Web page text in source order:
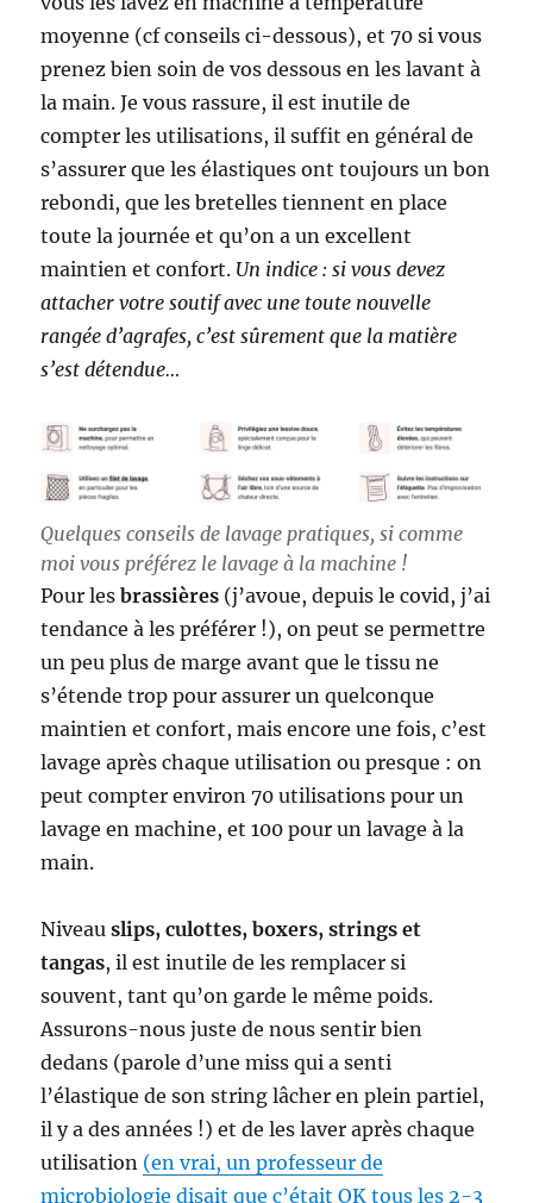
moyenne (cf conseils ci-dessous), et 70 si vous
prenez bien soin de vos dessous en les lavant à
la main. Je vous rassure, il est inutile de
compter les utilisations, il suffit en général de
s’assurer que les élastiques ont toujours un bon
rebondi, que les bretelles tiennent en place
toute la journée et qu’on a un excellent
maintien et confort. Un indice : si vous devez
attacher votre soutif avec une toute nouvelle
rangée d’agrafes, c’est sûrement que la matière
s’est détendue…
Quelques conseils de lavage pratiques, si comme
moi vous préférez le lavage à la machine !
Pour lesbrassières (j’avoue, depuis le covid, j’ai
tendance à les préférer !), on peut se permettre
un peu plus de marge avant que le tissu ne
s’étende trop pour assurer un quelconque
maintien et confort, mais encore une fois, c’est
lavage après chaque utilisation ou presque : on
peut compter environ 70 utilisations pour un
lavage en machine, et 100 pour un lavage à la
main.
Niveauslips, culottes, boxers, strings et
tangas, il est inutile de les remplacer si
souvent, tant qu’on garde le même poids.
Assurons-nous juste de nous sentir bien
dedans (parole d’une miss qui a senti
l’élastique de son string lâcher en plein partiel,
il y a des années !) et de les laver après chaque
utilisation (en vrai, un professeur de
microbiologie disait que c’était OK tous les 2-3